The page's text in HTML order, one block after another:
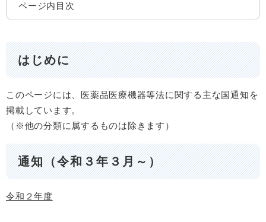
ページ内目次
はじめに
このページには、医薬品医療機器等法に関する主な国通知を
掲載しています。
（※他の分類に属するものは除きます）
通知（令和３年３月～）
令和２年度